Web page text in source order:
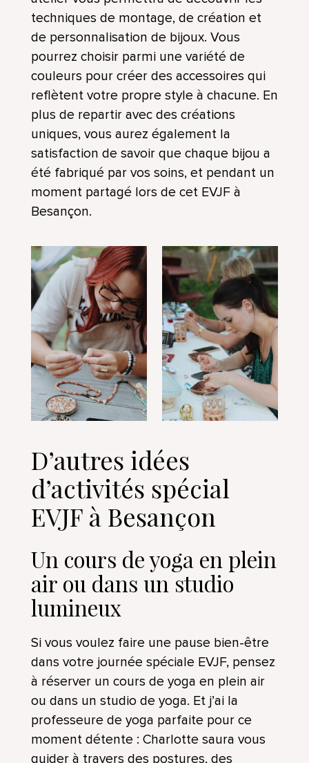
techniques de montage, de création et
de personnalisation de bijoux. Vous
pourrez choisir parmi une variété de
couleurs pour créer des accessoires qui
reflètent votre propre style à chacune. En
plus de repartir avec des créations
uniques, vous aurez également la
satisfaction de savoir que chaque bijou a
été fabriqué par vos soins, et pendant un
moment partagé lors de cet EVJF à
Besançon.
D’autres idées
d’activités spécial
EVJF à Besançon
Un cours de yoga en plein
air ou dans un studio
lumineux
Si vous voulez faire une pause bien-être
dans votre journée spéciale EVJF, pensez
à réserver un cours de yoga en plein air
ou dans un studio de yoga. Et j’ai la
professeure de yoga parfaite pour ce
moment détente : Charlotte saura vous
guider à travers des postures, des